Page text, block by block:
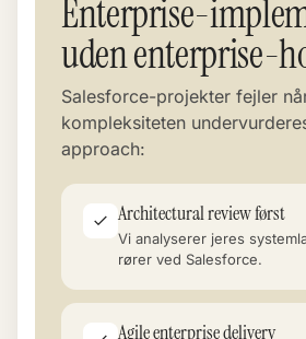
Enterprise-
uden enterprise-
Salesforce-projekter fejler
kompleksiteten
approach:
Architectural review først
Vi analyserer jeres
rører ved Salesforce.
Agile enterprise delivery